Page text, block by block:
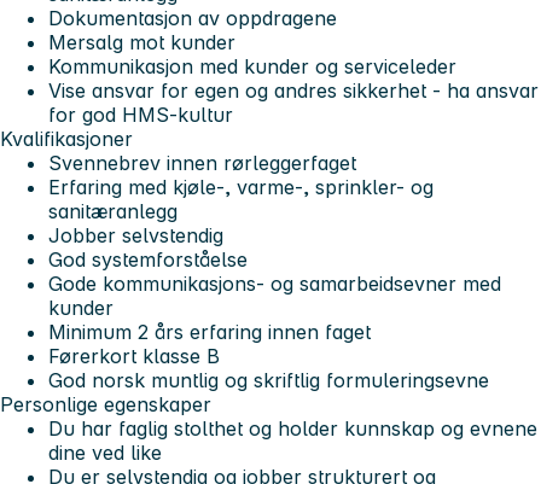
Dokumentasjon av oppdragene
Mersalg mot kunder
Kommunikasjon med kunder og serviceleder
Vise ansvar for egen og andres sikkerhet - ha ansvar
for god HMS-kultur
Kvalifikasjoner
Svennebrev innen rørleggerfaget
Erfaring med kjøle-, varme-, sprinkler- og
sanitæranlegg
Jobber selvstendig
God systemforståelse
Gode kommunikasjons- og samarbeidsevner med
kunder
Minimum 2 års erfaring innen faget
Førerkort klasse B
God norsk muntlig og skriftlig formuleringsevne
Personlige egenskaper
Du har faglig stolthet og holder kunnskap og evnene
dine ved like
Du er selvstendig og jobber strukturert og